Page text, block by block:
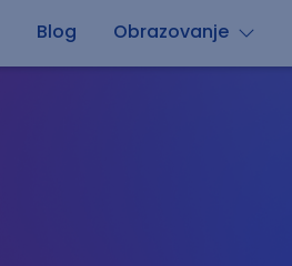
Blog Obrazovanje